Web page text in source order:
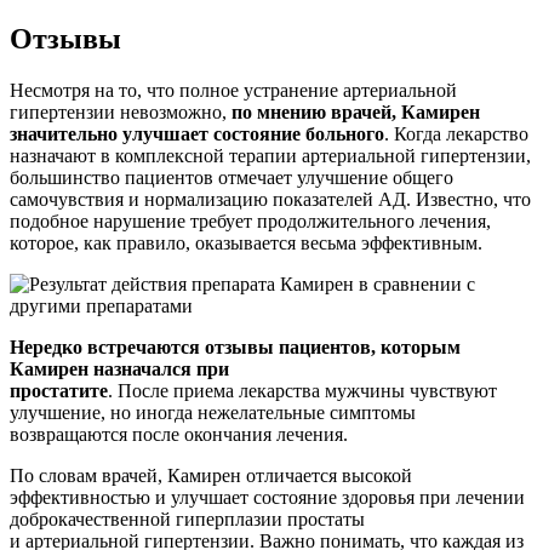
Отзывы
Несмотря на то, что полное устранение артериальной
гипертензии невозможно, по мнению врачей, Камирен
значительно улучшает состояние больного. Когда лекарство
назначают в комплексной терапии артериальной гипертензии,
большинство пациентов отмечает улучшение общего
самочувствия и нормализацию показателей АД. Известно, что
подобное нарушение требует продолжительного лечения,
которое, как правило, оказывается весьма эффективным.
Нередко встречаются отзывы пациентов, которым
Камирен назначался при
простатите. После приема лекарства мужчины чувствуют
улучшение, но иногда нежелательные симптомы
возвращаются после окончания лечения.
По словам врачей, Камирен отличается высокой
эффективностью и улучшает состояние здоровья при лечении
доброкачественной гиперплазии простаты
и артериальной гипертензии. Важно понимать, что каждая из